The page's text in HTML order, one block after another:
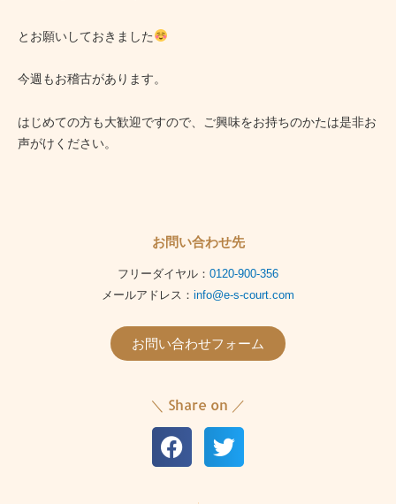
とお願いしておきました
今週もお稽古があります。
はじめての方も大歓迎ですので、ご興味をお持ちのかたは是非お
声がけください。
お問い合わせ先
フリーダイヤル： 0120-900-356
メールアドレス： info@e-s-court.com
お問い合わせフォーム
＼ Share on ／